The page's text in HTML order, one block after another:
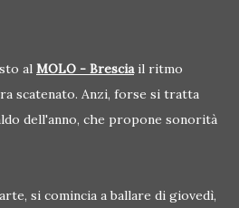
al MOLO - Bresciail ritmo
scatenato. Anzi, forse si tratta
dell'anno, che propone sonorità
si comincia a ballare di giovedì,